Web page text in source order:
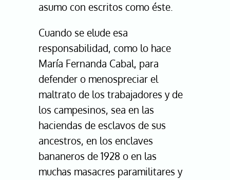
asumo con escritos como éste.
Cuando se elude esa
responsabilidad, como lo hace
María Fernanda Cabal, para
defender o menospreciar el
maltrato de los trabajadores y de
los campesinos, sea en las
haciendas de esclavos de sus
ancestros, en los enclaves
bananeros de 1928 o en las
muchas masacres paramilitares y